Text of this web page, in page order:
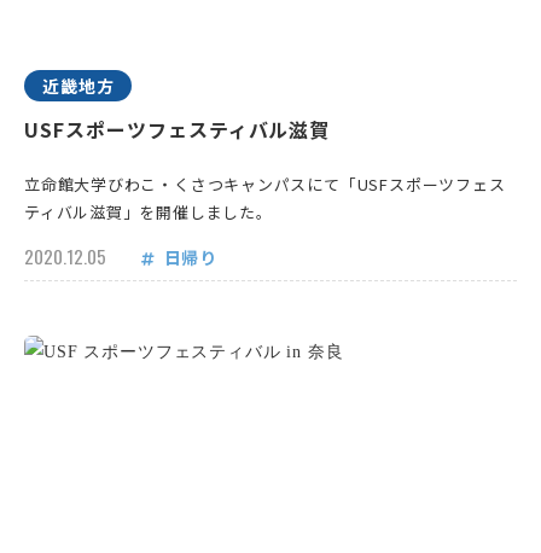
近畿地方
USFスポーツフェスティバル滋賀
立命館大学びわこ・くさつキャンパスにて「USFスポーツフェス
ティバル滋賀」を開催しました。
2020.12.05 日帰り